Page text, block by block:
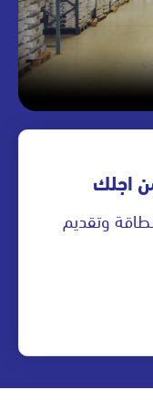
اجلك
وتقديم